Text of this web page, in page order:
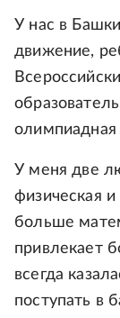
У нас в
движение,
олимпиадная
У меня две
физическая
больше
привлекает
всегда
поступать в